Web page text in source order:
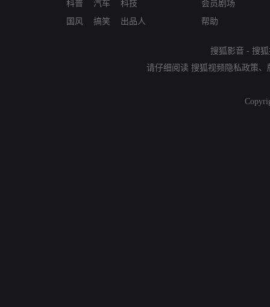
科普
国风
汽车
搞笑
科技
出品人
会员剧场
帮助
搜狐影音 - 搜
请仔细阅读 搜狐视频隐私政策、